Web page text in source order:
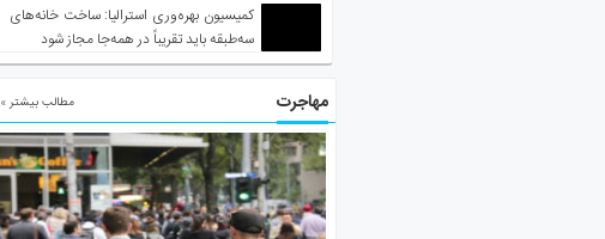
کمیسیون بهره‌وری استرالیا: ساخت خانه‌های
سه‌طبقه باید تقریباً در همه‌جا مجاز شود
مهاجرت مطالب بیشتر »